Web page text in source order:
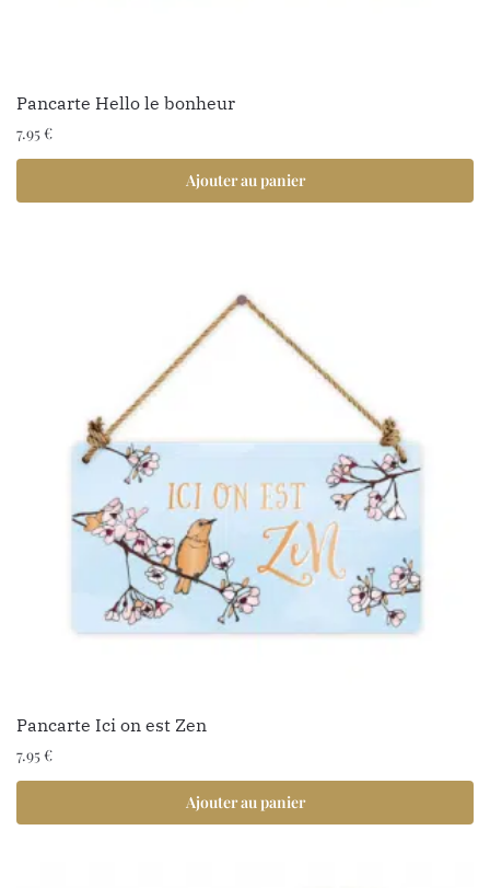
Pancarte Hello le bonheur
7.95€
Ajouter au panier
Pancarte Ici on est Zen
7.95€
Ajouter au panier